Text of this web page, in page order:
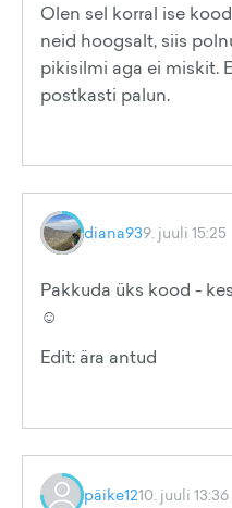
Olen sel korral ise
neid hoogsalt, siis
pikisilmi aga ei miskit.
postkasti palun.
diana939. juuli 15:25
Pakkuda üks kood -
☺️
Edit: ära antud
päike1210. juuli 13:36